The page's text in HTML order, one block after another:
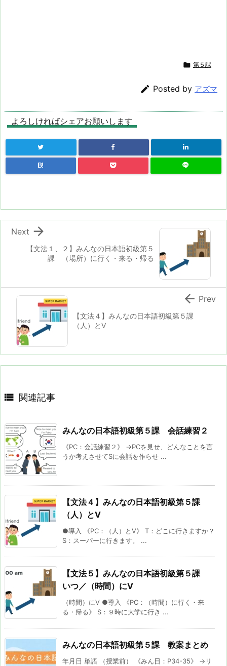
 第５課
 Posted by アズマ
よろしければシェアお願いします
B!
【文法１、２】みんなの日本語初級第５
課 （場所）に行く・来る・帰る

Next
【文法４】みんなの日本語初級第５課
（人）とV
 Prev
 関連記事
みんなの日本語初級第５課 会話練習２
《PC：会話練習２》 →PCを見せ、どんなことを言
うか考えさせてSに会話を作らせ ...
【文法４】みんなの日本語初級第５課
（人）とV
●導入 《PC：（人）とV》 T：どこに行きますか？
S：スーパーに行きます。 ...
【文法５】みんなの日本語初級第５課
いつ／（時間）にV
（時間）にV ●導入 《PC：（時間）に行く・来
る・帰る》 S：９時に大学に行き ...
みんなの日本語初級第５課 教案まとめ
年月日 単語 （授業前） 《みん日：P34-35》 →リ